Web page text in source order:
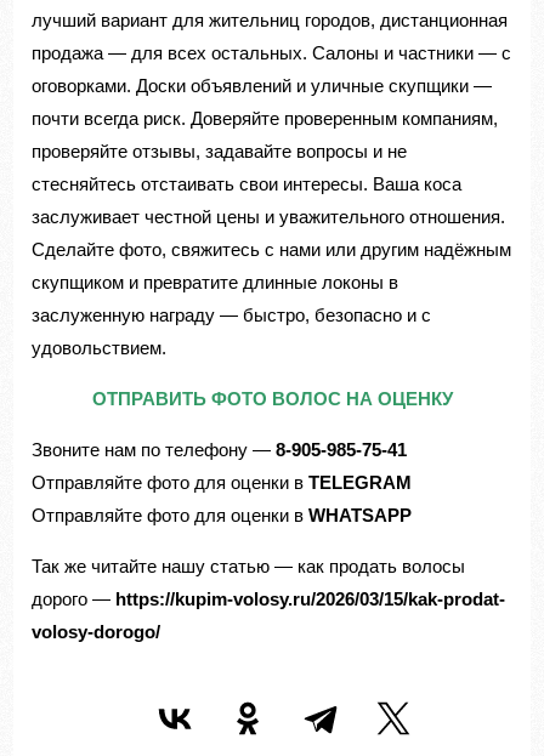
лучший вариант для жительниц городов, дистанционная
продажа — для всех остальных. Салоны и частники — с
оговорками. Доски объявлений и уличные скупщики —
почти всегда риск. Доверяйте проверенным компаниям,
проверяйте отзывы, задавайте вопросы и не
стесняйтесь отстаивать свои интересы. Ваша коса
заслуживает честной цены и уважительного отношения.
Сделайте фото, свяжитесь с нами или другим надёжным
скупщиком и превратите длинные локоны в
заслуженную награду — быстро, безопасно и с
удовольствием.
ОТПРАВИТЬ ФОТО ВОЛОС НА ОЦЕНКУ
Звоните нам по телефону —8-905-985-75-41
Отправляйте фото для оценки вTELEGRAM
Отправляйте фото для оценки вWHATSAPP
Так же читайте нашу статью — как продать волосы
дорого — https://kupim-volosy.ru/2026/03/15/kak-prodat-
volosy-dorogo/